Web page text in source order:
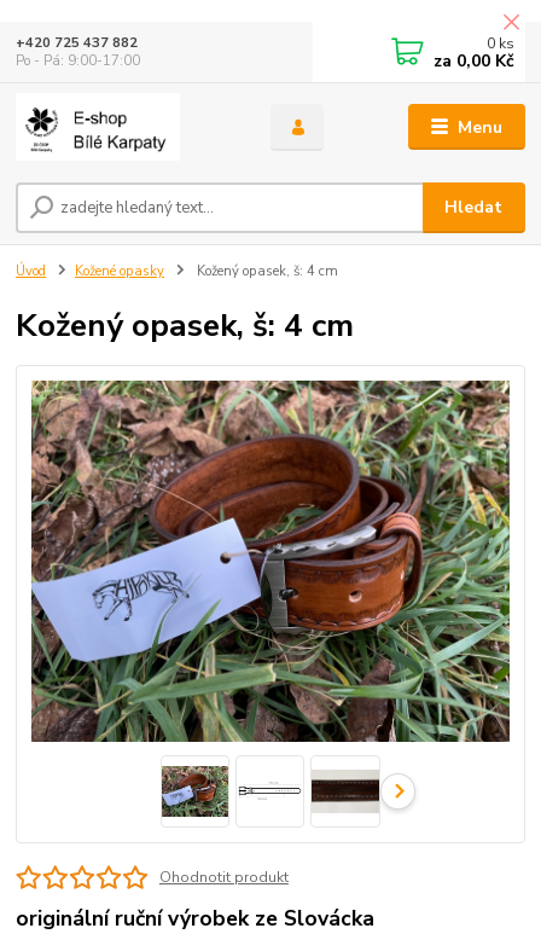
Menu
Hledat
+420 725 437 882
Po - Pá: 9:00-17:00
0 ks
za 0,00 Kč
Úvod Kožené opasky Kožený opasek, š: 4 cm
Kožený opasek, š: 4 cm
Ohodnotit produkt
originální ruční výrobek ze Slovácka